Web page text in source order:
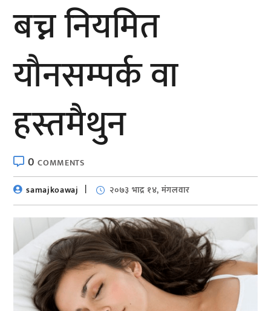
बच्न नियमित
यौनसम्पर्क वा
हस्तमैथुन
0COMMENTS
samajkoawaj
२०७३ भाद्र १४, मंगलवार